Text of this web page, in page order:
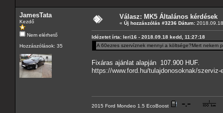
JamesTata
Kezdő
Nem elérhető
Hozzászólások: 35
Válasz: MK5 Általános kérdések
« Új hozzászólás #3236 Dátum:
Idézetet írta: leri16 - 2018.09.18 kedd, 11:27:18
A 60ezres szervíznek mennyi a költsége?Mert nekem
Fixáras ajánlat alapján 107.900 HUF.
https://www.ford.hu/tulajdonosoknak/
2015 Ford Mondeo 1.5 EcoBoost